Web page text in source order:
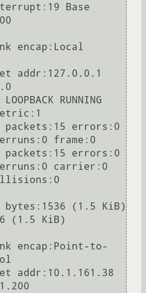
frame:0
carrier:0
(1.5 KiB)
encap:Point-to-